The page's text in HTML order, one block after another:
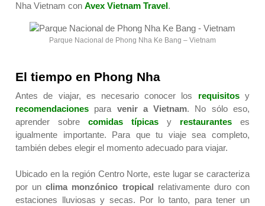
Nha Vietnam conAvex Vietnam Travel.
Parque Nacional de Phong Nha Ke Bang – Vietnam
El tiempo en Phong Nha
Antes de viajar, es necesario conocer los requisitosy
recomendaciones para venir a Vietnam. No sólo eso,
aprender sobrecomidas típicas y restauranteses
igualmente importante. Para que tu viaje sea completo,
también debes elegir el momento adecuado para viajar.
Ubicado en la región Centro Norte, este lugar se caracteriza
por unclima monzónico tropical relativamente duro con
estaciones lluviosas y secas. Por lo tanto, para tener un